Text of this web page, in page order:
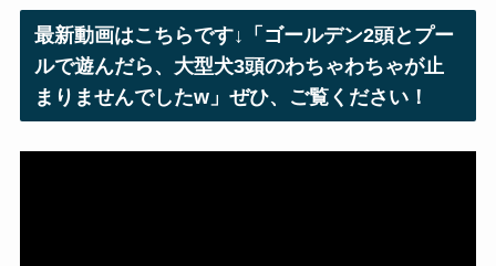
ス
最新動画はこちらです↓「ゴールデン2頭とプー
ルで遊んだら、大型犬3頭のわちゃわちゃが止
まりませんでしたw」ぜひ、ご覧ください！